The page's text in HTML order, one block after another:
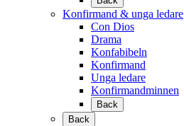
Konfirmand & unga ledare
Con Dios
Drama
Konfabibeln
Konfirmand
Unga ledare
Konfirmandminnen
Back
Back